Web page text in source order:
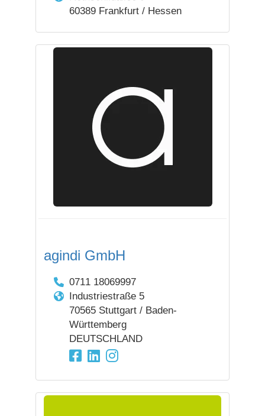
60389 Frankfurt / Hessen
agindi GmbH
0711 18069997
Industriestraße 5
70565 Stuttgart / Baden-
Württemberg
DEUTSCHLAND